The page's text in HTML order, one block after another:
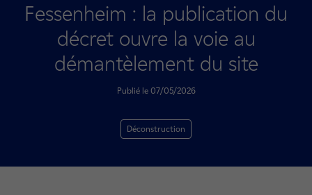
Fessenheim : la publication du
décret ouvre la voie au
démantèlement du site
Publié le 07/05/2026
Déconstruction